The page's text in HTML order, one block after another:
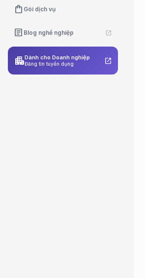
shopping_bag Gói dịch vụ
article Blog nghề nghiệp open_in_new
apartmentDành cho Doanh nghiệp
Đăng tin tuyển dụng open_in_new